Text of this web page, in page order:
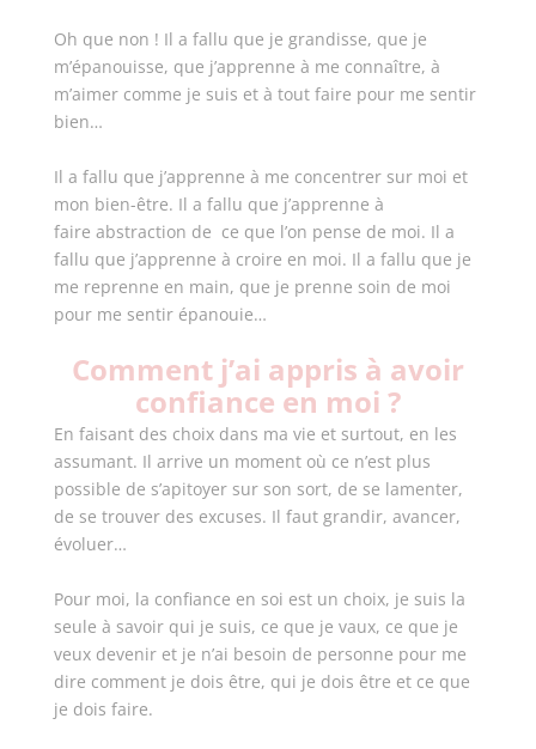
Oh que non ! Il a fallu que je grandisse, que je
m’épanouisse, que j’apprenne à me connaître, à
m’aimer comme je suis et à tout faire pour me sentir
bien…
Il a fallu que j’apprenne à me concentrer sur moi et
mon bien-être. Il a fallu que j’apprenne à
faire abstraction de ce que l’on pense de moi. Il a
fallu que j’apprenne à croire en moi. Il a fallu que je
me reprenne en main, que je prenne soin de moi
pour me sentir épanouie…
Comment j’ai appris à avoir
confiance en moi ?
En faisant des choix dans ma vie et surtout, en les
assumant. Il arrive un moment où ce n’est plus
possible de s’apitoyer sur son sort, de se lamenter,
de se trouver des excuses. Il faut grandir, avancer,
évoluer…
Pour moi, la confiance en soi est un choix, je suis la
seule à savoir qui je suis, ce que je vaux, ce que je
veux devenir et je n’ai besoin de personne pour me
dire comment je dois être, qui je dois être et ce que
je dois faire.